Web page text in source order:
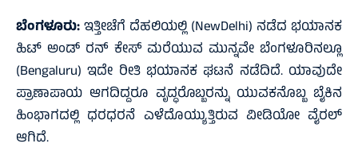
ಬೆಂಗಳೂರು:ಇತ್ತೀಚೆಗೆ ದೆಹಲಿಯಲ್ಲಿ (NewDelhi) ನಡೆದ ಭಯಾನಕ
ಹಿಟ್ ಅಂಡ್ ರನ್ ಕೇಸ್ ಮರೆಯುವ ಮುನ್ನವೇ ಬೆಂಗಳೂರಿನಲ್ಲೂ
(Bengaluru) ಇದೇ ರೀತಿ ಭಯಾನಕ ಘಟನೆ ನಡೆದಿದೆ. ಯಾವುದೇ
ಪ್ರಾಣಾಪಾಯ ಆಗದಿದ್ದರೂ ವೃದ್ಧರೊಬ್ಬರನ್ನು ಯುವಕನೊಬ್ಬ ಬೈಕಿನ
ಹಿಂಭಾಗದಲ್ಲಿ ಧರಧರನೆ ಎಳೆದೊಯ್ಯುತ್ತಿರುವ ವೀಡಿಯೋ ವೈರಲ್
ಆಗಿದೆ.